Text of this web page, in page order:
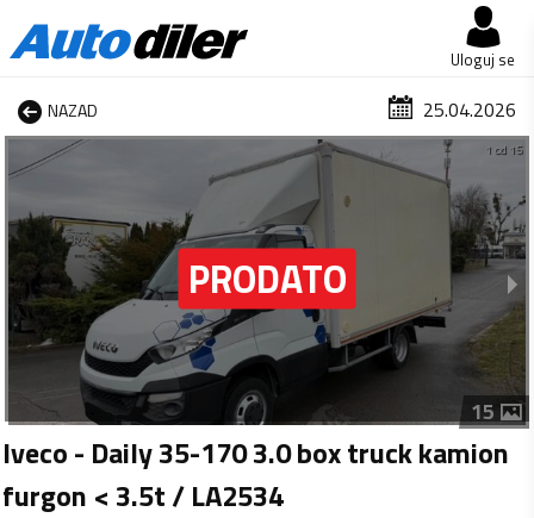
Uloguj se
NAZAD 25.04.2026
1 od 15
15
Iveco - Daily 35-170 3.0 box truck kamion
furgon < 3.5t / LA2534